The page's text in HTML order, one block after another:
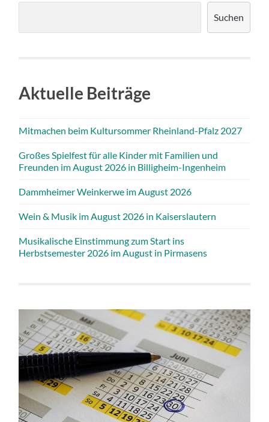
Suchen
Aktuelle Beiträge
Mitmachen beim Kultursommer Rheinland-Pfalz 2027
Großes Spielfest für alle Kinder mit Familien und
Freunden im August 2026 in Billigheim-Ingenheim
Dammheimer Weinkerwe im August 2026
Wein & Musik im August 2026 in Kaiserslautern
Musikalische Einstimmung zum Start ins
Herbstsemester 2026 im August in Pirmasens